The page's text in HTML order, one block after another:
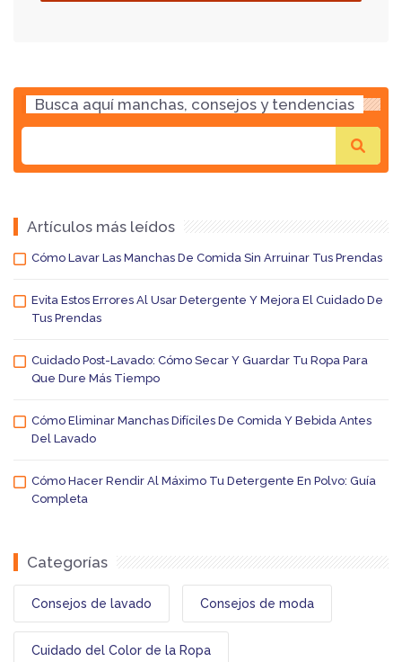
Busca aquí manchas, consejos y tendencias
Artículos más leídos
Cómo Lavar Las Manchas De Comida Sin Arruinar Tus Prendas
Evita Estos Errores Al Usar Detergente Y Mejora El Cuidado De
Tus Prendas
Cuidado Post-Lavado: Cómo Secar Y Guardar Tu Ropa Para
Que Dure Más Tiempo
Cómo Eliminar Manchas Difíciles De Comida Y Bebida Antes
Del Lavado
Cómo Hacer Rendir Al Máximo Tu Detergente En Polvo: Guía
Completa
Categorías
Consejos de lavado Consejos de moda
Cuidado del Color de la Ropa